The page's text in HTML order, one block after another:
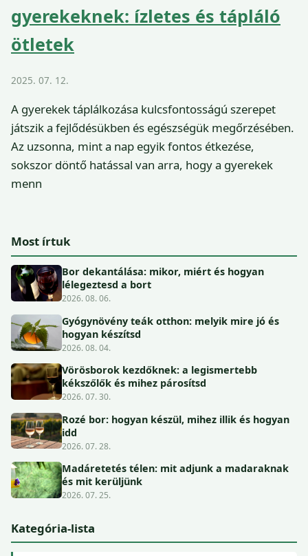
gyerekeknek: ízletes és tápláló
ötletek
2025. 07. 12.
A gyerekek táplálkozása kulcsfontosságú szerepet
játszik a fejlődésükben és egészségük megőrzésében.
Az uzsonna, mint a nap egyik fontos étkezése,
sokszor döntő hatással van arra, hogy a gyerekek
menn
Most írtuk
Bor dekantálása: mikor, miért és hogyan
lélegeztesd a bort
2026. 08. 06.
Gyógynövény teák otthon: melyik mire jó és
hogyan készítsd
2026. 08. 04.
Vörösborok kezdőknek: a legismertebb
kékszőlők és mihez párosítsd
2026. 07. 30.
Rozé bor: hogyan készül, mihez illik és hogyan
idd
2026. 07. 28.
Madáretetés télen: mit adjunk a madaraknak
és mit kerüljünk
2026. 07. 25.
Kategória-lista